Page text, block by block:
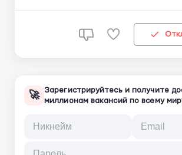
🚀 Зарегистрируйтесь и получите
миллионам вакансий по всему